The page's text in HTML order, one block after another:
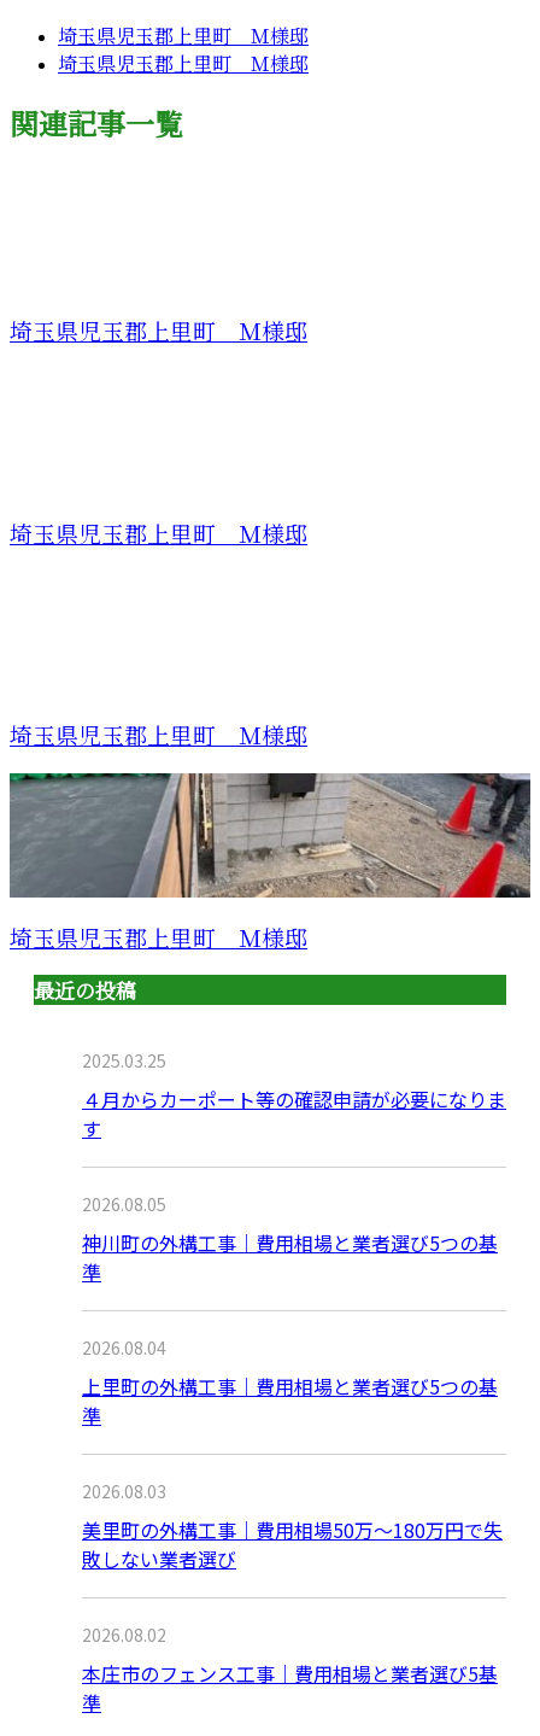
埼玉県児玉郡上里町 Ｍ様邸
埼玉県児玉郡上里町 Ｍ様邸
関連記事一覧
埼玉県児玉郡上里町 Ｍ様邸
埼玉県児玉郡上里町 Ｍ様邸
埼玉県児玉郡上里町 Ｍ様邸
埼玉県児玉郡上里町 Ｍ様邸
最近の投稿
2025.03.25
４月からカーポート等の確認申請が必要になりま
す
2026.08.05
神川町の外構工事｜費用相場と業者選び5つの基
準
2026.08.04
上里町の外構工事｜費用相場と業者選び5つの基
準
2026.08.03
美里町の外構工事｜費用相場50万〜180万円で失
敗しない業者選び
2026.08.02
本庄市のフェンス工事｜費用相場と業者選び5基
準